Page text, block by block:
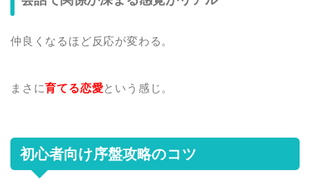
仲良くなるほど反応が変わる。
まさに育てる恋愛という感じ。
初心者向け序盤攻略のコツ